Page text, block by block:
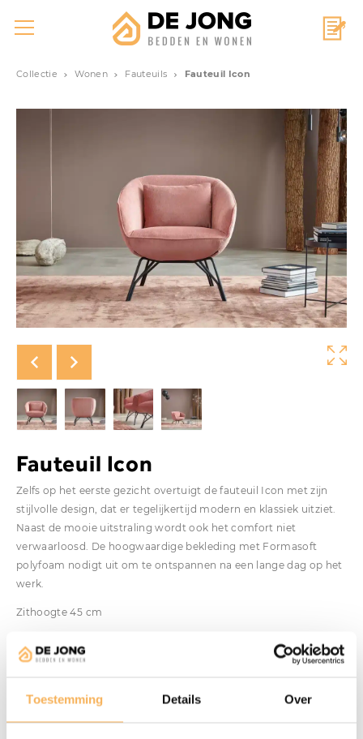
Toestemming Details Over
Collectie Wonen Fauteuils Fauteuil Icon
Fauteuil Icon
Zelfs op het eerste gezicht overtuigt de fauteuil Icon met zijn
stijlvolle design, dat er tegelijkertijd modern en klassiek uitziet.
Naast de mooie uitstraling wordt ook het comfort niet
verwaarloosd. De hoogwaardige bekleding met Formasoft
polyfoam nodigt uit om te ontspannen na een lange dag op het
werk.
Zithoogte 45 cm
Vanaf